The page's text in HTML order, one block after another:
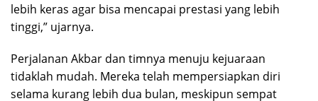
lebih keras agar bisa mencapai prestasi yang lebih
tinggi,” ujarnya.
Perjalanan Akbar dan timnya menuju kejuaraan
tidaklah mudah. Mereka telah mempersiapkan diri
selama kurang lebih dua bulan, meskipun sempat